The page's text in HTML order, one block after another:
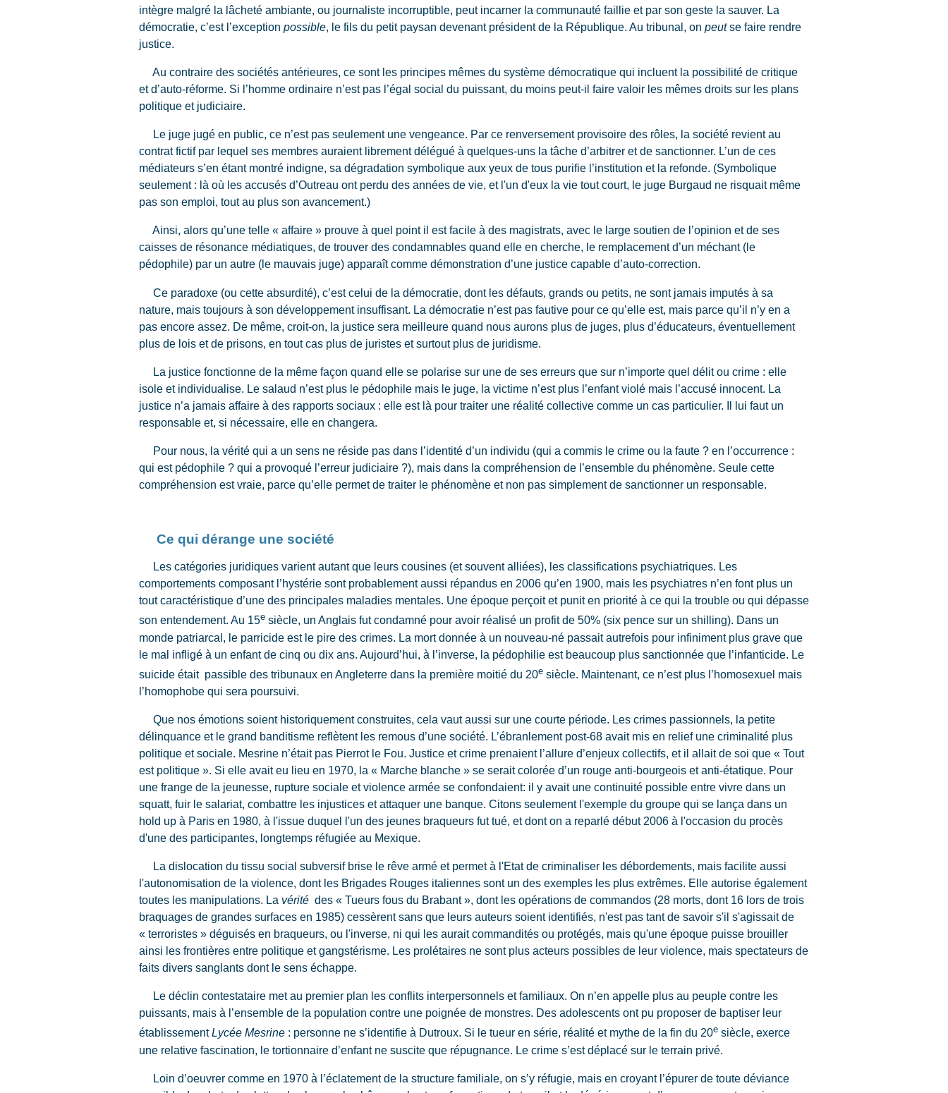
intègre malgré la lâcheté ambiante, ou journaliste incorruptible, peut incarner la communauté faillie et par son geste la sauver. La
démocratie, c’est l’exception possible, le fils du petit paysan devenant président de la République. Au tribunal, on peutse faire rendre
justice.
Au contraire des sociétés antérieures, ce sont les principes mêmes du système démocratique qui incluent la possibilité de critique
et d’auto-réforme. Si l’homme ordinaire n’est pas l’égal social du puissant, du moins peut-il faire valoir les mêmes droits sur les plans
politique et judiciaire.
Le juge jugé en public, ce n’est pas seulement une vengeance. Par ce renversement provisoire des rôles, la société revient au
contrat fictif par lequel ses membres auraient librement délégué à quelques-uns la tâche d’arbitrer et de sanctionner. L’un de ces
médiateurs s’en étant montré indigne, sa dégradation symbolique aux yeux de tous purifie l’institution et la refonde. (Symbolique
seulement : là où les accusés d’Outreau ont perdu des années de vie, et l'un d'eux la vie tout court, le juge Burgaud ne risquait même
pas son emploi, tout au plus son avancement.)
Ainsi, alors qu’une telle « affaire » prouve à quel point il est facile à des magistrats, avec le large soutien de l’opinion et de ses
caisses de résonance médiatiques, de trouver des condamnables quand elle en cherche, le remplacement d’un méchant (le
pédophile) par un autre (le mauvais juge) apparaît comme démonstration d’une justice capable d’auto-correction.
Ce paradoxe (ou cette absurdité), c’est celui de la démocratie, dont les défauts, grands ou petits, ne sont jamais imputés à sa
nature, mais toujours à son développement insuffisant. La démocratie n’est pas fautive pour ce qu’elle est, mais parce qu’il n’y en a
pas encore assez. De même, croit-on, la justice sera meilleure quand nous aurons plus de juges, plus d’éducateurs, éventuellement
plus de lois et de prisons, en tout cas plus de juristes et surtout plus de juridisme.
La justice fonctionne de la même façon quand elle se polarise sur une de ses erreurs que sur n’importe quel délit ou crime : elle
isole et individualise. Le salaud n’est plus le pédophile mais le juge, la victime n’est plus l’enfant violé mais l’accusé innocent. La
justice n’a jamais affaire à des rapports sociaux : elle est là pour traiter une réalité collective comme un cas particulier. Il lui faut un
responsable et, si nécessaire, elle en changera.
Pour nous, la vérité qui a un sens ne réside pas dans l’identité d’un individu (qui a commis le crime ou la faute ? en l’occurrence :
qui est pédophile ? qui a provoqué l’erreur judiciaire ?), mais dans la compréhension de l’ensemble du phénomène. Seule cette
compréhension est vraie, parce qu’elle permet de traiter le phénomène et non pas simplement de sanctionner un responsable.
Ce qui dérange une société
Les catégories juridiques varient autant que leurs cousines (et souvent alliées), les classifications psychiatriques. Les
comportements composant l’hystérie sont probablement aussi répandus en 2006 qu’en 1900, mais les psychiatres n’en font plus un
tout caractéristique d’une des principales maladies mentales. Une époque perçoit et punit en priorité à ce qui la trouble ou qui dépasse
son entendement. Au 15e siècle, un Anglais fut condamné pour avoir réalisé un profit de 50% (six pence sur un shilling). Dans un
monde patriarcal, le parricide est le pire des crimes. La mort donnée à un nouveau-né passait autrefois pour infiniment plus grave que
le mal infligé à un enfant de cinq ou dix ans. Aujourd’hui, à l’inverse, la pédophilie est beaucoup plus sanctionnée que l’infanticide. Le
suicide était passible des tribunaux en Angleterre dans la première moitié du 20e siècle. Maintenant, ce n’est plus l’homosexuel mais
l’homophobe qui sera poursuivi.
Que nos émotions soient historiquement construites, cela vaut aussi sur une courte période. Les crimes passionnels, la petite
délinquance et le grand banditisme reflètent les remous d’une société. L’ébranlement post-68 avait mis en relief une criminalité plus
politique et sociale. Mesrine n’était pas Pierrot le Fou. Justice et crime prenaient l’allure d’enjeux collectifs, et il allait de soi que « Tout
est politique ». Si elle avait eu lieu en 1970, la « Marche blanche » se serait colorée d’un rouge anti-bourgeois et anti-étatique. Pour
une frange de la jeunesse, rupture sociale et violence armée se confondaient: il y avait une continuité possible entre vivre dans un
squatt, fuir le salariat, combattre les injustices et attaquer une banque. Citons seulement l'exemple du groupe qui se lança dans un
hold up à Paris en 1980, à l'issue duquel l'un des jeunes braqueurs fut tué, et dont on a reparlé début 2006 à l'occasion du procès
d'une des participantes, longtemps réfugiée au Mexique.
La dislocation du tissu social subversif brise le rêve armé et permet à l'Etat de criminaliser les débordements, mais facilite aussi
l'autonomisation de la violence, dont les Brigades Rouges italiennes sont un des exemples les plus extrêmes. Elle autorise également
toutes les manipulations. La vérité des « Tueurs fous du Brabant », dont les opérations de commandos (28 morts, dont 16 lors de trois
braquages de grandes surfaces en 1985) cessèrent sans que leurs auteurs soient identifiés, n'est pas tant de savoir s'il s'agissait de
« terroristes » déguisés en braqueurs, ou l'inverse, ni qui les aurait commandités ou protégés, mais qu'une époque puisse brouiller
ainsi les frontières entre politique et gangstérisme. Les prolétaires ne sont plus acteurs possibles de leur violence, mais spectateurs de
faits divers sanglants dont le sens échappe.
Le déclin contestataire met au premier plan les conflits interpersonnels et familiaux. On n’en appelle plus au peuple contre les
puissants, mais à l’ensemble de la population contre une poignée de monstres. Des adolescents ont pu proposer de baptiser leur
établissementLycée Mesrine : personne ne s’identifie à Dutroux. Si le tueur en série, réalité et mythe de la fin du 20e siècle, exerce
une relative fascination, le tortionnaire d’enfant ne suscite que répugnance. Le crime s’est déplacé sur le terrain privé.
Loin d’oeuvrer comme en 1970 à l’éclatement de la structure familiale, on s’y réfugie, mais en croyant l’épurer de toute déviance